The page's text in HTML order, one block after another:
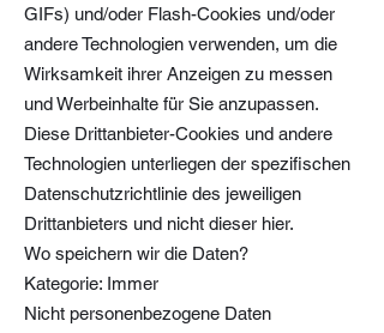
GIFs) und/oder Flash-Cookies und/oder
andere Technologien verwenden, um die
Wirksamkeit ihrer Anzeigen zu messen
und Werbeinhalte für Sie anzupassen.
Diese Drittanbieter-Cookies und andere
Technologien unterliegen der spezifischen
Datenschutzrichtlinie des jeweiligen
Drittanbieters und nicht dieser hier.
Wo speichern wir die Daten?
Kategorie: Immer
Nicht personenbezogene Daten